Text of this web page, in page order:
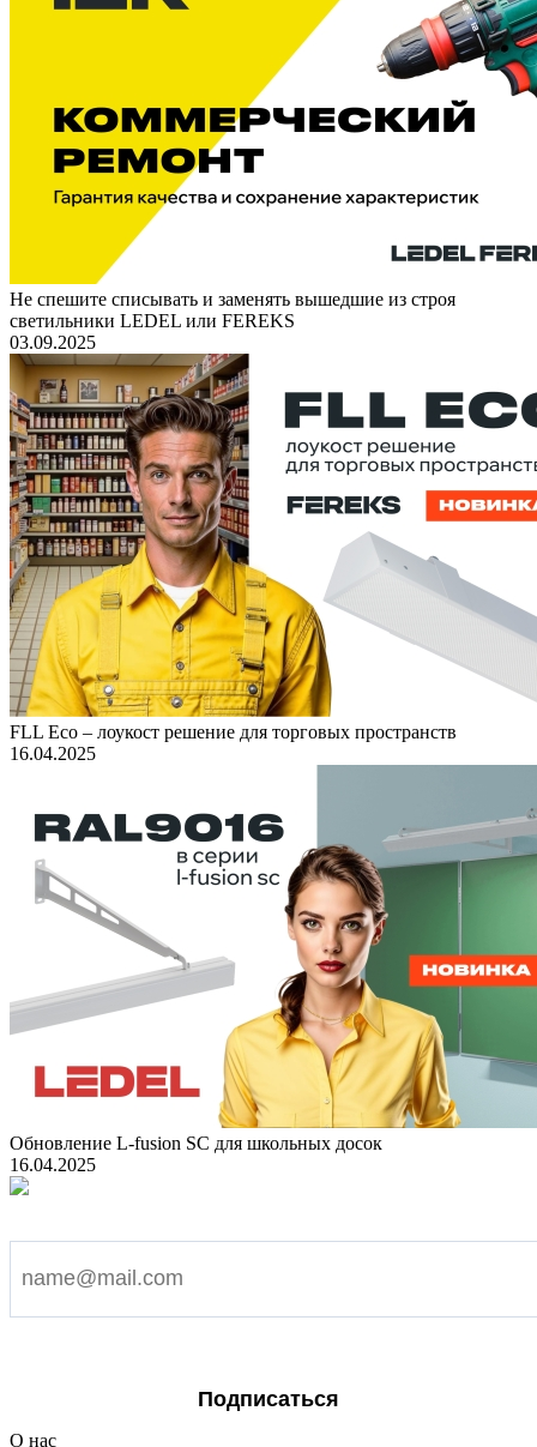
Не спешите списывать и заменять вышедшие из строя
светильники LEDEL или FEREKS
03.09.2025
FLL Eco – лоукост решение для торговых пространств
16.04.2025
Обновление L-fusion SC для школьных досок
16.04.2025
Подписаться
О нас